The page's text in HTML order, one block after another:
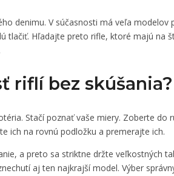
denimu. V súčasnosti má veľa
tlačiť. Hľadajte preto rifle, ktoré majú na
riflí bez
Stačí poznať vaše miery. Zoberte
ich na rovnú podložku a premerajte ich.
a preto sa striktne držte veľkostných
aj ten najkrajší model. Výber